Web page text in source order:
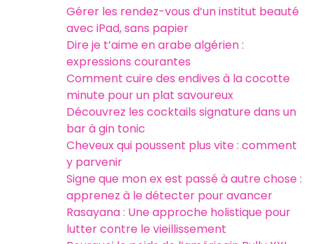
Gérer les rendez-vous d’un institut beauté
avec iPad, sans papier
Dire je t’aime en arabe algérien :
expressions courantes
Comment cuire des endives à la cocotte
minute pour un plat savoureux
Découvrez les cocktails signature dans un
bar à gin tonic
Cheveux qui poussent plus vite : comment
y parvenir
Signe que mon ex est passé à autre chose :
apprenez à le détecter pour avancer
Rasayana : Une approche holistique pour
lutter contre le vieillissement